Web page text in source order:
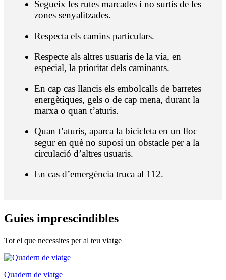
Segueix les rutes marcades i no surtis de les
zones senyalitzades.
Respecta els camins particulars.
Respecte als altres usuaris de la via, en
especial, la prioritat dels caminants.
En cap cas llancis els embolcalls de barretes
energètiques, gels o de cap mena, durant la
marxa o quan t’aturis.
Quan t’aturis, aparca la bicicleta en un lloc
segur en què no suposi un obstacle per a la
circulació d’altres usuaris.
En cas d’emergència truca al 112.
Guies imprescindibles
Tot el que necessites per al teu viatge
Quadern de viatge